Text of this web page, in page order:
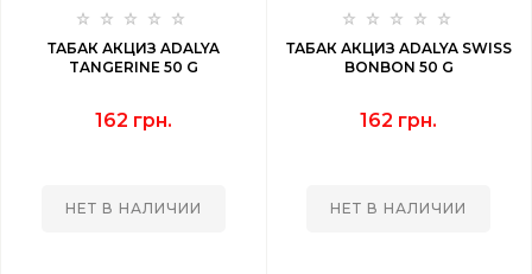
ТАБАК АКЦИЗ ADALYA
TANGERINE 50 G
162 грн.
НЕТ В НАЛИЧИИ
ТАБАК АКЦИЗ ADALYA SWISS
BONBON 50 G
162 грн.
НЕТ В НАЛИЧИИ